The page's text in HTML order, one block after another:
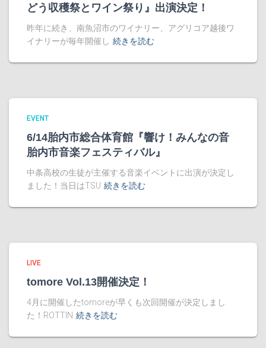
どう収穫祭とワイン祭り』出演決定！
昨年に続き、南魚沼市のワイナリー、アグリコア越後ワ
イナリーが毎年開催し 続きを読む
EVENT
6/14胎内市総合体育館『響け！みんなの音
胎内市音楽フェスティバル』
中条高校の生徒が主催する音楽イベントに出演が決定し
ました！当日はTSU 続きを読む
LIVE
tomore Vol.13開催決定！
4月に開催したtomoreが早くも次回開催が決定しまし
た！ROTTIN 続きを読む